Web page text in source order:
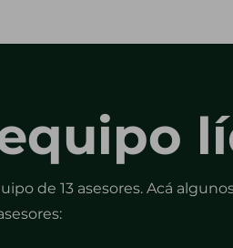
de 13 asesores. Acá